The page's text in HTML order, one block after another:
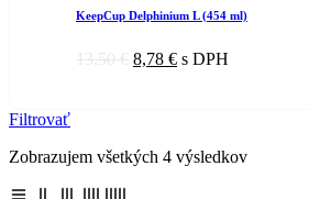
KeepCup Delphinium L (454 ml)
8,78 € s DPH
Filtrovať
Zobrazujem všetkých 4 výsledkov